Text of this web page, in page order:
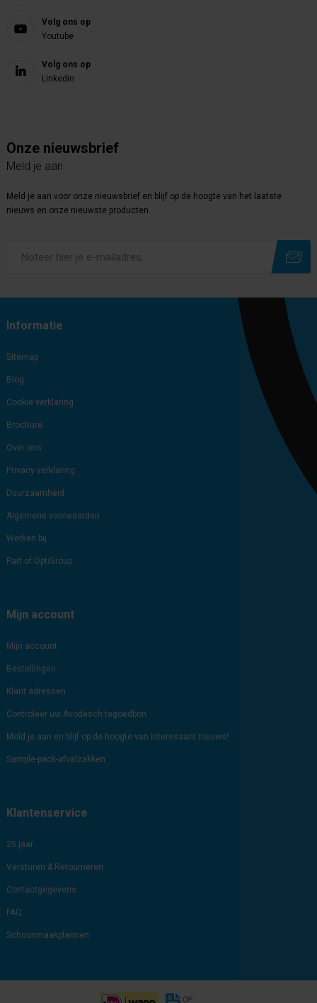
Volg ons op
Youtube
Volg ons op
Linkedin
Onze nieuwsbrief
Meld je aan
Meld je aan voor onze nieuwsbrief en blijf op de hoogte van het laatste
nieuws en onze nieuwste producten.
Informatie
Sitemap
Blog
Cookie verklaring
Brochure
Over ons
Privacy verklaring
Duurzaamheid
Algemene voorwaarden
Werken bij
Part of OptiGroup
Mijn account
Mijn account
Bestellingen
Klant adressen
Controleer uw Avodesch tegoedbon
Meld je aan en blijf op de hoogte van interessant nieuws!
Sample-pack-afvalzakken
Klantenservice
25 jaar
Versturen & Retourneren
Contactgegevens
FAQ
Schoonmaakplannen